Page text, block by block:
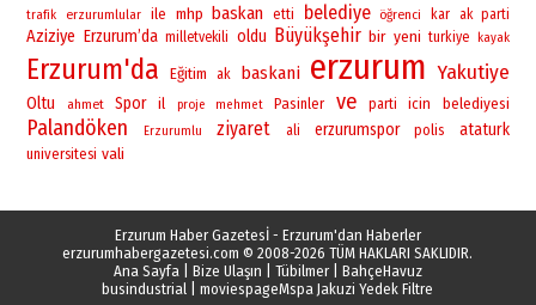
trafik erzurumlular ile mhp baskan etti belediye öğrenci kar ak parti
Aziziye Erzurum’da milletvekili oldu Büyükşehir bir yeni turkiye kayak
Erzurum'da Eğitim ak baskani erzurum Yakutiye
Oltu ahmet Spor il proje mehmet Pasinler ve parti icin belediyesi
Palandöken Erzurumlu ziyaret ali erzurumspor polis ataturk
universitesi vali
Erzurum Haber Gazetesİ - Erzurum'dan Haberler
erzurumhabergazetesi.com © 2008-2026 TÜM HAKLARI SAKLIDIR.
Ana Sayfa| Bize Ulaşın Tübilmer| BahçeHavuz
busindustrial |moviespageMspa Jakuzi Yedek Filtre